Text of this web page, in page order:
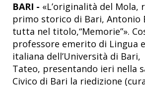
BARI - «L’originalità del Mola,
primo storico di Bari, Antonio
tutta nel titolo,“Memorie”».
professore emerito di Lingua
italiana dell’Università di Bari,
Tateo, presentando ieri nella
Civico di Bari la riedizione